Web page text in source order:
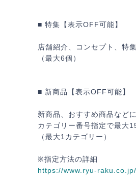
■ 特集【表示OFF可能】
店舗紹介、コンセプト、特
（最大6個）
■ 新商品【表示OFF可能】
新商品、おすすめ商品などに
カテゴリー番号指定で最大
（最大1カテゴリー）
※指定方法の詳細
https://www.ryu-